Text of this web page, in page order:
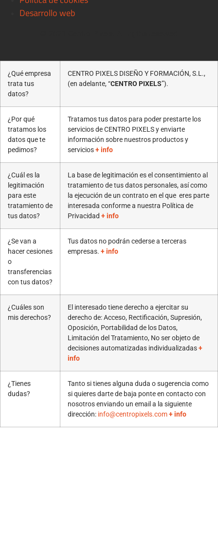
Desarrollo web
¿Qué empresa
trata tus
datos?
CENTRO PIXELS DISEÑO Y FORMACIÓN, S.L.,
(en adelante, “CENTRO PIXELS”).
¿Por qué
tratamos los
datos que te
pedimos?
Tratamos tus datos para poder prestarte los
servicios de CENTRO PIXELS y enviarte
información sobre nuestros productos y
servicios+ info
¿Cuál es la
legitimación
para este
tratamiento de
tus datos?
La base de legitimación es el consentimiento al
tratamiento de tus datos personales, así como
la ejecución de un contrato en el que eres parte
interesada conforme a nuestra Política de
Privacidad + info
¿Se van a
hacer cesiones
o
transferencias
con tus datos?
Tus datos no podrán cederse a terceras
empresas. + info
¿Cuáles son
mis derechos?
El interesado tiene derecho a ejercitar su
derecho de: Acceso, Rectificación, Supresión,
Oposición, Portabilidad de los Datos,
Limitación del Tratamiento, No ser objeto de
decisiones automatizadas individualizadas+
info
¿Tienes
dudas?
Tanto si tienes alguna duda o sugerencia como
si quieres darte de baja ponte en contacto con
nosotros enviando un email a la siguiente
dirección: info@centropixels.com+ info